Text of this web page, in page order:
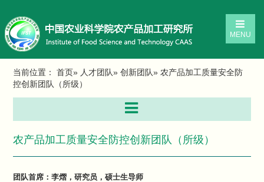
MENU
当前位置：首页» 人才团队»创新团队» 农产品加工质量安全防
控创新团队（所级）
农产品加工质量安全防控创新团队（所级）
团队首席：李熠，研究员，硕士生导师